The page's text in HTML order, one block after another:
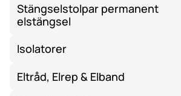
Stängselstolpar permanent
elstängsel
Isolatorer
Eltråd, Elrep & Elband